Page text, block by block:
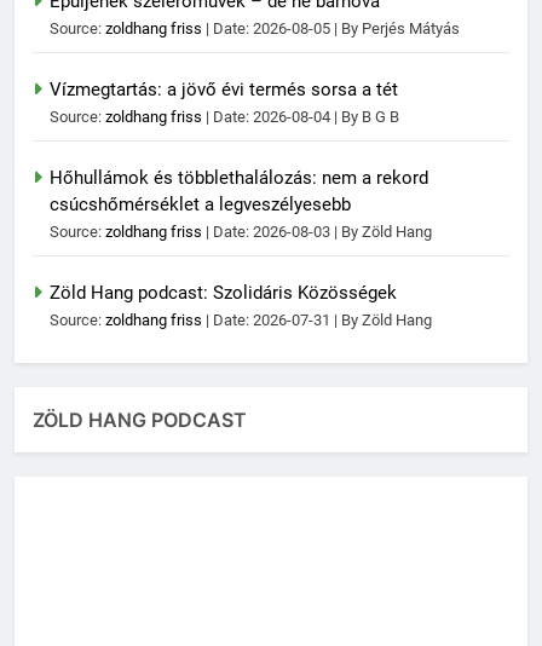
Source: zoldhang friss Date: 2026-08-05 By Perjés Mátyás
Vízmegtartás: a jövő évi termés sorsa a tét
Source: zoldhang friss Date: 2026-08-04 By B G B
Hőhullámok és többlethalálozás: nem a rekord
csúcshőmérséklet a legveszélyesebb
Source: zoldhang friss Date: 2026-08-03 By Zöld Hang
Zöld Hang podcast: Szolidáris Közösségek
Source: zoldhang friss Date: 2026-07-31 By Zöld Hang
ZÖLD HANG PODCAST